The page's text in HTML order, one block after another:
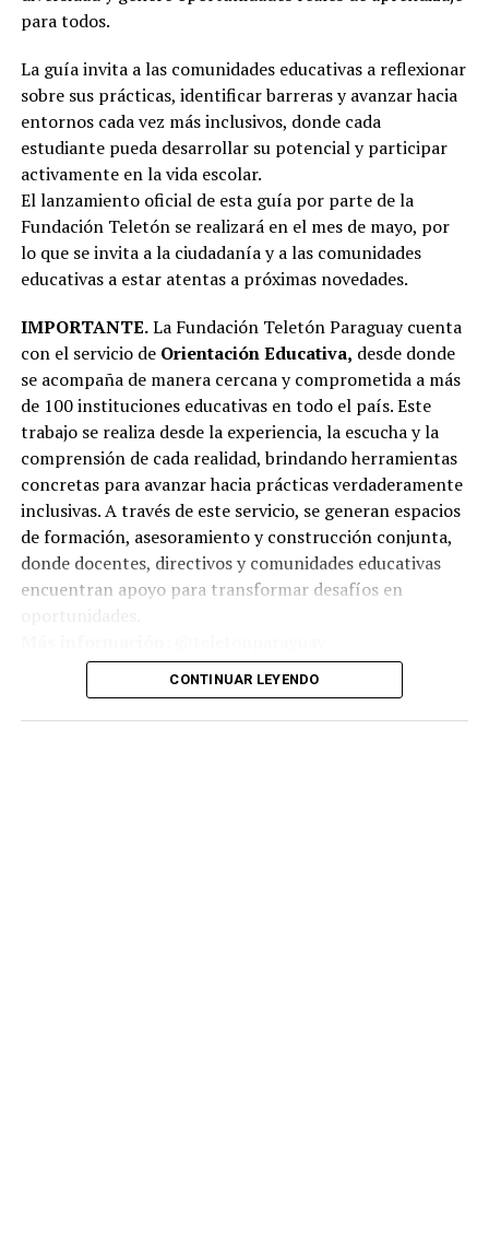
para todos.
La guía invita a las comunidades educativas a reflexionar
sobre sus prácticas, identificar barreras y avanzar hacia
entornos cada vez más inclusivos, donde cada
estudiante pueda desarrollar su potencial y participar
activamente en la vida escolar.
El lanzamiento oficial de esta guía por parte de la
Fundación Teletón se realizará en el mes de mayo, por
lo que se invita a la ciudadanía y a las comunidades
educativas a estar atentas a próximas novedades.
IMPORTANTE.La Fundación Teletón Paraguay cuenta
con el servicio de Orientación Educativa, desde donde
se acompaña de manera cercana y comprometida a más
de 100 instituciones educativas en todo el país. Este
trabajo se realiza desde la experiencia, la escucha y la
comprensión de cada realidad, brindando herramientas
concretas para avanzar hacia prácticas verdaderamente
inclusivas. A través de este servicio, se generan espacios
de formación, asesoramiento y construcción conjunta,
donde docentes, directivos y comunidades educativas
encuentran apoyo para transformar desafíos en
CONTINUAR LEYENDO